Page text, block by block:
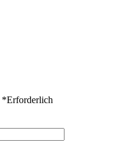
*Erforderlich